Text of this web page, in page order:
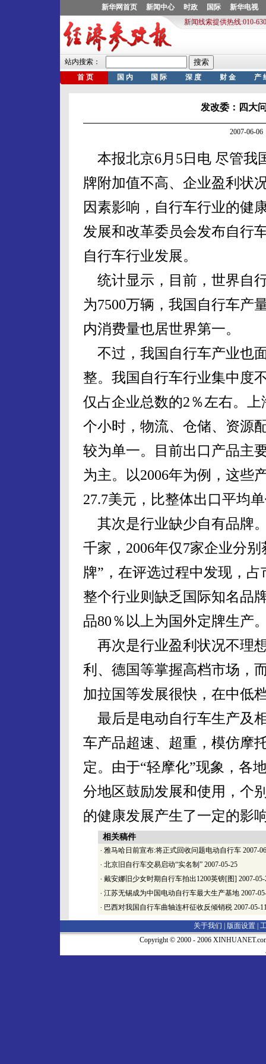
发改委：四大
2007-06-
本报北京6月5日电 尽管我
牌附加值不高、企业盈利状
因素影响，自行车行业的健
发展和改革委员会发布自行
自行车行业发展。
统计显示，目前，世界自
为7500万辆，我国自行车产
内消费量也居世界第一。
不过，我国自行车产业也
整。我国自行车行业集中度
仅占企业总数的2％左右。
个小时，物流、仓储、资源
较为单一。目前出口产品主
为主。以2006年为例，这些
27.7美元，比整体出口平均
其次是行业缺少自有品牌
千家，2006年仅7家企业分
牌”，在评选过程中发现，
整个行业则缺乏国际知名品
品80％以上为国外定牌生产
再次是行业盈利状况不理
利、德国等掌握高档市场，
加拉国等发展很快，在中低
最后是电动自行车生产及
车产品超速、超重，模仿摩
定。由于“轻摩化”现象，各
分地区鼓励发展和使用，个
的健康发展产生了一定的影
相关稿件
· 雅马哈日前宣布:将正式回收问题电动自行车 2007-
· 北京旧自行车交易启动“实名制” 2007-05-25
· 戴安娜旧少女时期自行车拍出1200英镑[图] 2007-05-
· 江苏无锡成为中国电动自行车最大生产基地 2007-
· 巴西对我国自行车曲轴连杆征收反倾销税 2007-05-
关于我们 | 版面设置
Copyright © 2000 - 2006